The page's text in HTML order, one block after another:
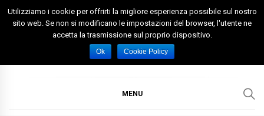
Skip
Spazio Foggia
Foggia News Calcio Eventi e Attività nella Capitanata
MENU
Utilizziamo i cookie per offrirti la migliore esperienza possibile sul nostro
sito web. Se non si modificano le impostazioni del browser, l'utente ne
accetta la trasmissione sul proprio dispositivo.
Ok Cookie Policy